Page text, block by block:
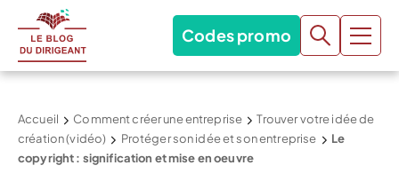
Codes promo
Accueil Comment créer une entreprise
Trouver votre idée de
création (vidéo)
Protéger son idée et son entreprise
Le
copyright : signification et mise en oeuvre